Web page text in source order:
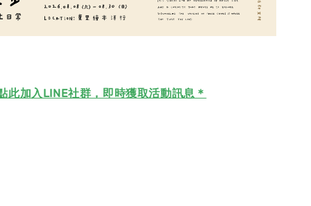
此加入LINE社群，即時獲取活動訊息＊